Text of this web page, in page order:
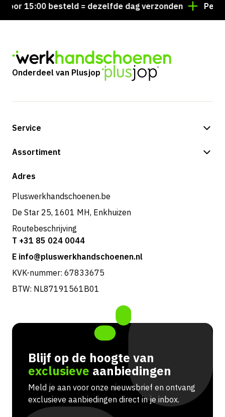
15:00 besteld = dezelfde dag verzonden
Onderdeel van Plusjop
Service
Betalingsmogelijkheden
Retouren & service
Assortiment
Shop
Adres
Pluswerkhandschoenen.be
De Star 25, 1601 MH, Enkhuizen
Routebeschrijving
T +31 85 024 0044
E info@pluswerkhandschoenen.nl
KVK-nummer: 67833675
BTW: NL87191561B01
Blijf op de hoogte van
exclusieve aanbiedingen
Meld je aan voor onze nieuwsbrief en ontvang
exclusieve aanbiedingen direct in je inbox.